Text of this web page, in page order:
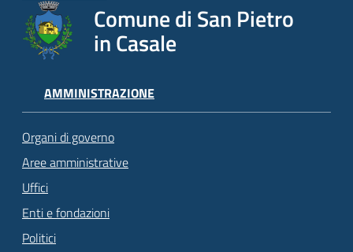
Comune di San Pietro
in Casale
AMMINISTRAZIONE
Organi di governo
Aree amministrative
Uffici
Enti e fondazioni
Politici